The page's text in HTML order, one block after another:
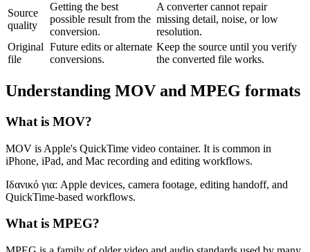
Source
quality
Getting the best
possible result from the
conversion.
A converter cannot repair
missing detail, noise, or low
resolution.
Original
file
Future edits or alternate
conversions.
Keep the source until you verify
the converted file works.
Understanding MOV and MPEG formats
What is MOV?
MOV is Apple's QuickTime video container. It is common in
iPhone, iPad, and Mac recording and editing workflows.
Ιδανικό για: Apple devices, camera footage, editing handoff, and
QuickTime-based workflows.
What is MPEG?